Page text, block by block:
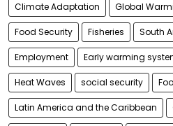
Climate Adaptation Global
Food Security Fisheries South
Employment Early warming
Heat Waves social security
Latin America and the Caribbean